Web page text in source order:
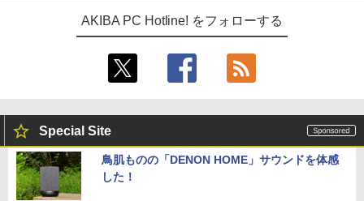
AKIBA PC Hotline! をフォローする
Special Site
鳥肌ものの「DENON HOME」サウンドを体感
した！